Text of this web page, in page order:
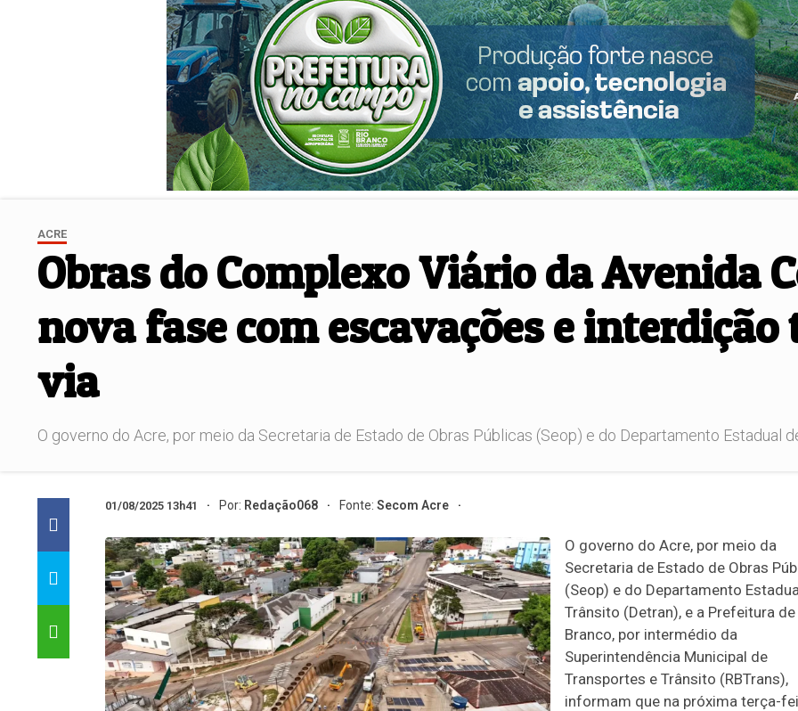
ACRE
Obras do Complexo Viário da Avenida
nova fase com escavações e
via
O governo do Acre, por meio da Secretaria de Estado de Obras Públicas (Seop) e do Departamento Estadual
01/08/2025 13h41 Por: Redação068 Fonte: Secom Acre
O governo do Acre, por meio da
Secretaria de Estado de Obras
(Seop) e do Departamento
Trânsito (Detran), e a Prefeitura de
Branco, por intermédio da
Superintendência Municipal de
Transportes e Trânsito (RBTrans),
informam que na próxima terça-